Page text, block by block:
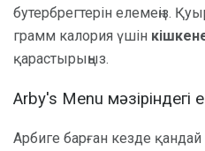
бутербрегтерін елемеңіз.
грамм калория үшін
қарастырыңыз.
Arby's Menu мәзіріндегі
Арбиге барған кезде қандай